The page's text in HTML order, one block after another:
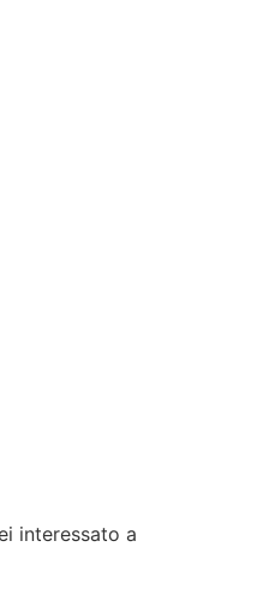
interessato a